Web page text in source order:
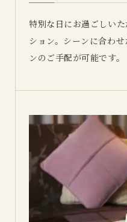
特別な日にお過ごしい
ション。 シーンに合わ
ンのご手配が可能です。